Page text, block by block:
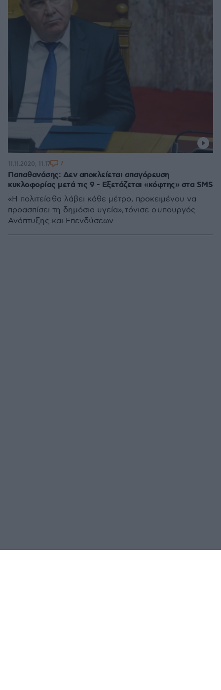
Παπαθανάσης: Δεν αποκλείεται απαγόρευση
κυκλοφορίας μετά τις 9 - Εξετάζεται «κόφτης» στα SMS
«Η πολιτεία θα λάβει κάθε μέτρο, προκειμένου να
προασπίσει τη δημόσια υγεία», τόνισε ο υπουργός
Ανάπτυξης και Επενδύσεων
11.11.2020, 11:17 7